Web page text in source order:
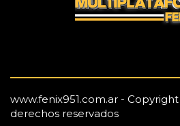
www.fenix951.com.ar -
derechos reservados